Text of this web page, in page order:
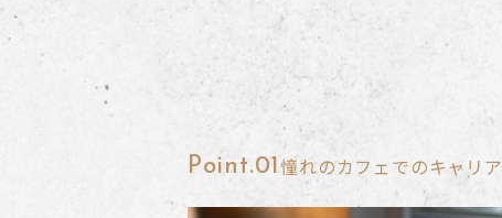
Point.01憧れのカフェでのキャリア